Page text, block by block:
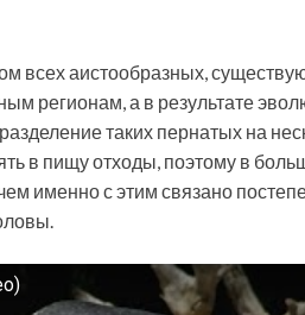
всех аистообразных,
регионам, а в результате
таких пернатых на
в пищу отходы, поэтому в
именно с этим связано